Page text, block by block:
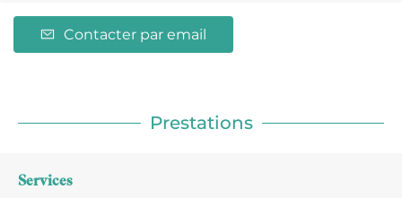
Contacter par email
Prestations
Services